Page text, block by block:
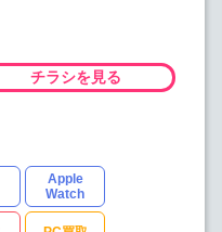
チラシを見る
Apple
Watch